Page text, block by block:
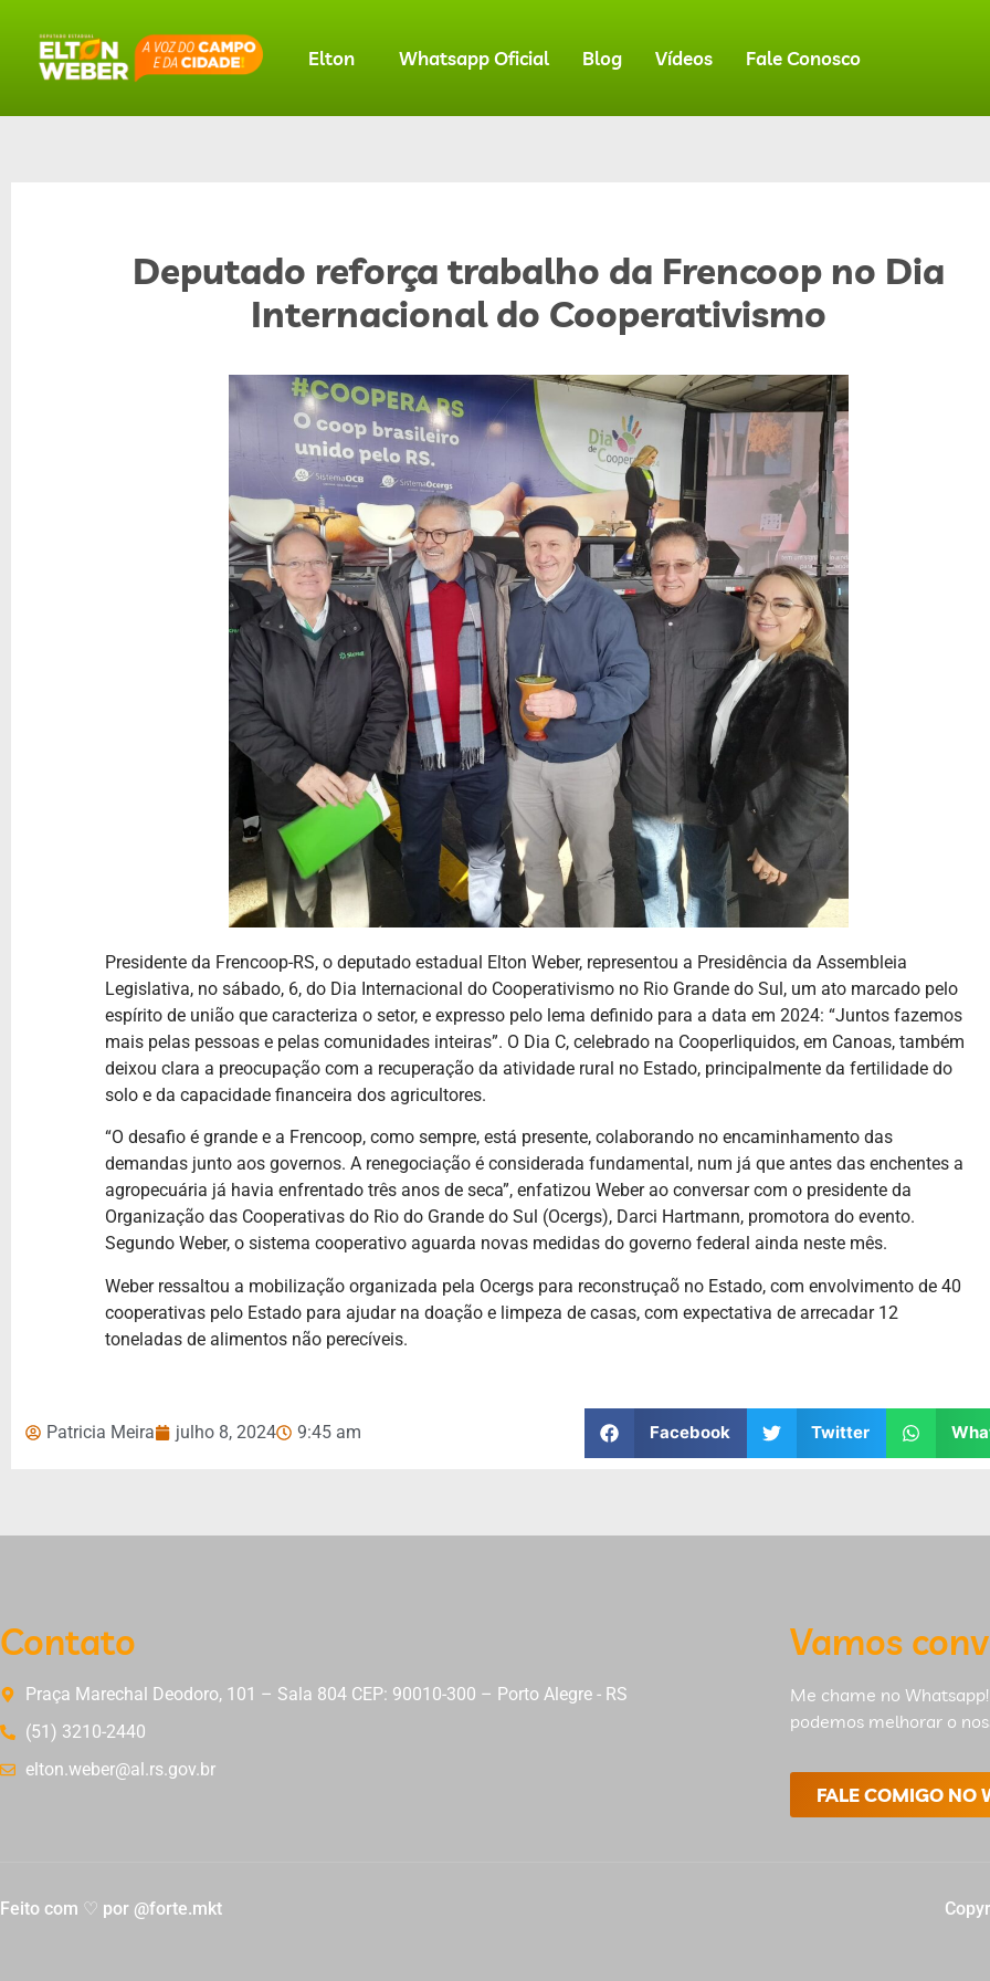
Elton Whatsapp Oficial Blog Vídeos Fale Conosco
Deputado reforça trabalho da Frencoop no Dia
Internacional do Cooperativismo
Presidente da Frencoop-RS, o deputado estadual Elton Weber, representou a Presidência da Assembleia
Legislativa, no sábado, 6, do Dia Internacional do Cooperativismo no Rio Grande do Sul, um ato marcado pelo
espírito de união que caracteriza o setor, e expresso pelo lema definido para a data em 2024: “Juntos fazemos
mais pelas pessoas e pelas comunidades inteiras”. O Dia C, celebrado na Cooperliquidos, em Canoas, também
deixou clara a preocupação com a recuperação da atividade rural no Estado, principalmente da fertilidade do
solo e da capacidade financeira dos agricultores.
“O desafio é grande e a Frencoop, como sempre, está presente, colaborando no encaminhamento das
demandas junto aos governos. A renegociação é considerada fundamental, num já que antes das enchentes a
agropecuária já havia enfrentado três anos de seca”, enfatizou Weber ao conversar com o presidente da
Organização das Cooperativas do Rio do Grande do Sul (Ocergs), Darci Hartmann, promotora do evento.
Segundo Weber, o sistema cooperativo aguarda novas medidas do governo federal ainda neste mês.
Weber ressaltou a mobilização organizada pela Ocergs para reconstruçaõ no Estado, com envolvimento de 40
cooperativas pelo Estado para ajudar na doação e limpeza de casas, com expectativa de arrecadar 12
toneladas de alimentos não perecíveis.
Patricia Meira julho 8, 2024 9:45 am Facebook Twitter
Contato
Praça Marechal Deodoro, 101 – Sala 804 CEP: 90010-300 – Porto Alegre - RS
(51) 3210-2440
elton.weber@al.rs.gov.br
Vamos
Me chame no
podemos melhorar o
FALE COMIGO NO
Feito com ♡ por @forte.mkt